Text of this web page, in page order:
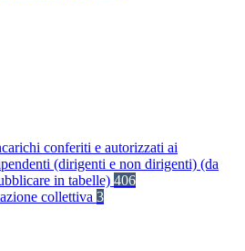
conferiti e autorizzati ai
(dirigenti e non dirigenti) (da
in tabelle) 406
collettiva 3